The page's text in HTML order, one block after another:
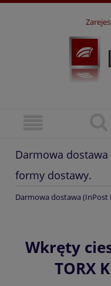
Darmowa dostawa
formy dostawy.
Darmowa dostawa (InPost
Wkręty
TORX